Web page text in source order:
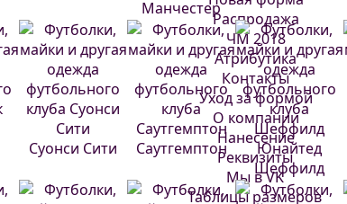
Манчестер
Сити
Суонси Сити
Саутгемптон
Шеффилд
Юнайтед
Распродажа
ЧМ 2018
Атрибутика
Контакты
Уход за формой
О компании
Нанесение
Реквизиты
Мы в VK
Таблицы размеров